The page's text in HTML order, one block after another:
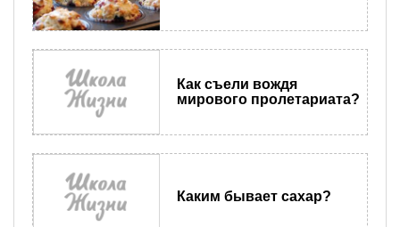
Как съели вождя
мирового пролетариата?
Каким бывает сахар?